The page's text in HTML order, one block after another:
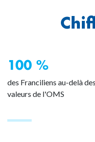
100 %
des Franciliens au-delà des
valeurs de l'OMS